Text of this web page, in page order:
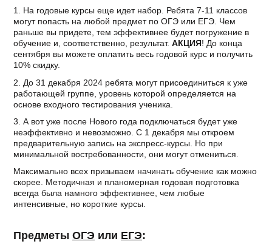
1. На годовые курсы еще идет набор. Ребята 7-11 классов
могут попасть на любой предмет по ОГЭ или ЕГЭ. Чем
раньше вы придете, тем эффективнее будет погружение в
обучение и, соответственно, результат. АКЦИЯ! До конца
сентября вы можете оплатить весь годовой курс и получить
10% скидку.
2. До 31 декабря 2024 ребята могут присоединиться к уже
работающей группе, уровень которой определяется на
основе входного тестирования ученика.
3. А вот уже после Нового года подключаться будет уже
неэффективно и невозможно. С 1 декабря мы откроем
предварительную запись на экспресс-курсы. Но при
минимальной востребованности, они могут отмениться.
Максимально всех призываем начинать обучение как можно
скорее. Методичная и планомерная годовая подготовка
всегда была намного эффективнее, чем любые
интенсивные, но короткие курсы.
Предметы ОГЭ или ЕГЭ: